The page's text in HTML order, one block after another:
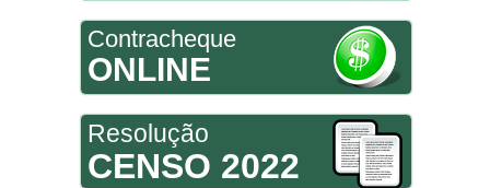
Contracheque
ONLINE
Resolução
CENSO 2022